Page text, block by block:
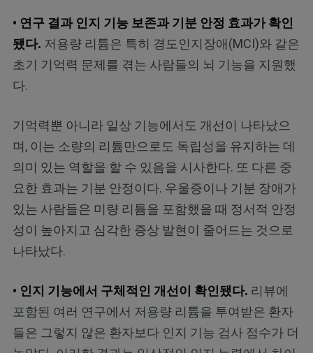
• 연구 결과 인지 기능 보존과 기분 안정 효과가 확인
됐다. 저용량 리튬은 특히 경도인지장애(MCI)와 같은
초기 기억력 문제를 겪는 사람들의 뇌 기능을 지원했
다.
기억력뿐 아니라 일상 기능에서도 개선이 나타났으
며, 이는 소량의 리튬만으로도 독립성을 유지하는 데
의미 있는 역할을 할 수 있음을 시사한다. 또 다른 중
요한 효과는 기분 안정이다. 우울증이나 기분 장애가
있는 사람들은 미량 리튬을 포함했을 때 정서적 안정
성이 높아지고 심각한 증상 발현이 줄어드는 것으로
나타났다.
• 인지 기능에서 구체적인 개선이 확인됐다. 리뷰에
포함된 여러 연구에서 저용량 리튬을 투여받은 환자
들은 그렇지 않은 환자보다 인지 기능 검사 점수가 더